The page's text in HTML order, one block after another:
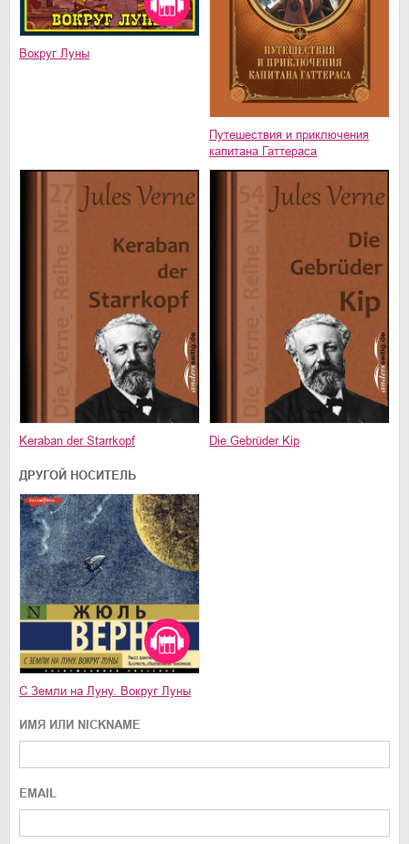
Вокруг Луны
Путешествия и приключения
капитана Гаттераса
Keraban der Starrkopf Die Gebrüder Kip
ДРУГОЙ НОСИТЕЛЬ
С Земли на Луну. Вокруг Луны
ИМЯ ИЛИ NICKNAME
EMAIL